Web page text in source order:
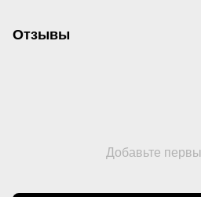
Отзывы
Добавьте